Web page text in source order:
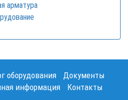
арматура
оборудования
Документы
информация
Контакты